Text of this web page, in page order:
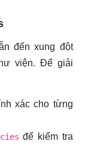
đến xung đột
viện. Để giải
xác cho từng
để kiểm tra